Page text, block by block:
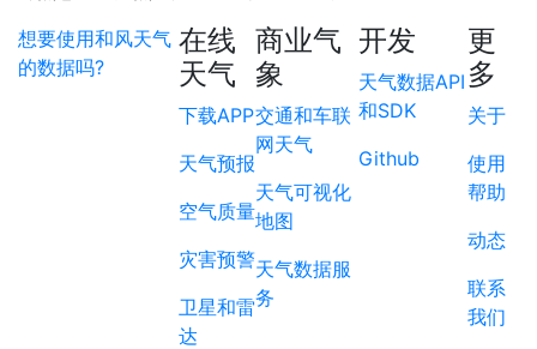
想要使用和风天气
的数据吗?
在线
天气
下载APP
天气预报
空气质量
灾害预警
卫星和雷
达
商业气
象
交通和车联
网天气
天气可视化
地图
天气数据服
务
开发
天气数据API
和SDK
Github
更
多
关于
使用
帮助
动态
联系
我们